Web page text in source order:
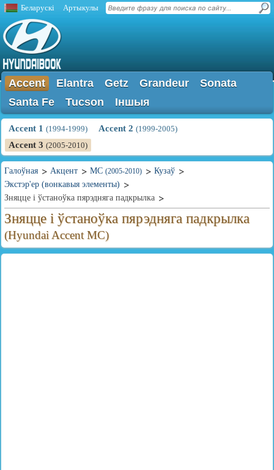
Беларускі Артыкулы
Accent Elantra Getz Grandeur
Sonata
Santa Fe
Tucson Іншыя
Accent 1 (1994-1999) Accent 2 (1999-2005)
Accent 3 (2005-2010)
Галоўная Акцент MC (2005-2010)
Кузаў
Экстэр'ер (вонкавыя элементы)
Зняцце і ўстаноўка пярэдняга падкрылка
Зняцце і ўстаноўка пярэдняга падкрылка
(Hyundai Accent MC)